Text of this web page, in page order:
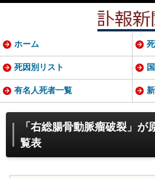
「右総腸骨動脈瘤破裂」が
覧表
ホーム
死因別リスト
有名人死者一覧